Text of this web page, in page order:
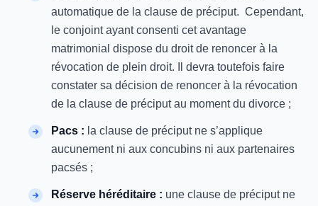
automatique de la clause de préciput. Cependant,
le conjoint ayant consenti cet avantage
matrimonial dispose du droit de renoncer à la
révocation de plein droit. Il devra toutefois faire
constater sa décision de renoncer à la révocation
de la clause de préciput au moment du divorce ;
Pacs : la clause de préciput ne s’applique
aucunement ni aux concubins ni aux partenaires
pacsés ;
Réserve héréditaire : une clause de préciput ne